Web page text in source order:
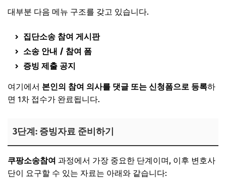
대부분 다음 메뉴 구조를 갖고 있습니다.
집단소송 참여 게시판
소송 안내 / 참여 폼
증빙 제출 공지
여기에서 본인의 참여 의사를 댓글 또는 신청폼으로 등록하
면 1차 접수가 완료됩니다.
3단계: 증빙자료 준비하기
쿠팡소송참여 과정에서 가장 중요한 단계이며, 이후 변호사
단이 요구할 수 있는 자료는 아래와 같습니다: